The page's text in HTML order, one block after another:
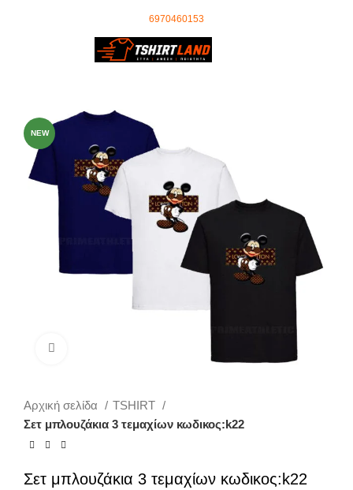
6970460153
NEW
Αρχική σελίδα
TSHIRT
Σετ μπλουζάκια 3 τεμαχίων κωδικος:k22
Σετ μπλουζάκια 3 τεμαχίων κωδικος:k22